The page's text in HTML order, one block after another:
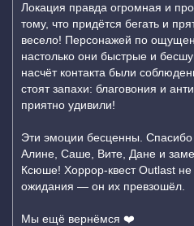
Локация правда огромная и
тому, что придётся бегать и
весело! Персонажей по
настолько они быстрые и
насчёт контакта были
стоят запахи: благовония и
приятно удивили!
Эти эмоции бесценны.
Алине, Саше, Вите, Дане и
Ксюше! Хоррор-квест Outlast
ожидания — он их превзошёл.
Мы ещё вернёмся ❤️